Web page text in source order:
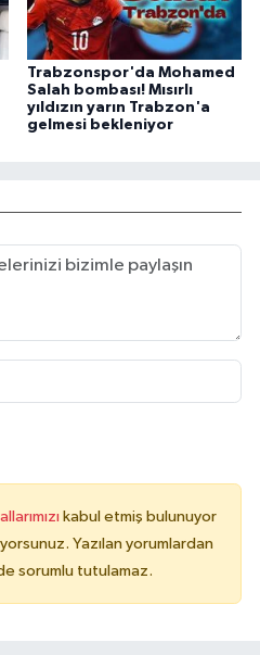
Trabzonspor'da Mohamed
Salah bombası! Mısırlı
yıldızın yarın Trabzon'a
gelmesi bekleniyor
kabul etmiş bulunuyor
Yazılan yorumlardan
sorumlu tutulamaz.